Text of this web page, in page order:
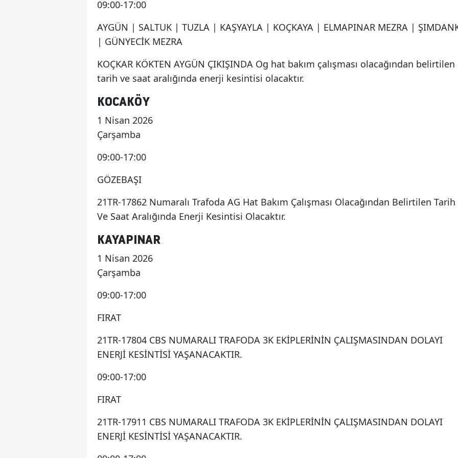
09:00-17:00
AYGÜN | SALTUK | TUZLA | KAŞYAYLA | KOÇKAYA | ELMAPINAR MEZRA |
| GÜNYECİK MEZRA
KOÇKAR KÖKTEN AYGÜN ÇIKIŞINDA Og hat bakım çalışması olacağından belirtilen
tarih ve saat aralığında enerji kesintisi olacaktır.
KOCAKÖY
1 Nisan 2026
Çarşamba
09:00-17:00
GÖZEBAŞI
21TR-17862 Numaralı Trafoda AG Hat Bakım Çalışması Olacağından Belirtilen Tarih
Ve Saat Aralığında Enerji Kesintisi Olacaktır.
KAYAPINAR
1 Nisan 2026
Çarşamba
09:00-17:00
FIRAT
21TR-17804 CBS NUMARALI TRAFODA 3K EKİPLERİNİN ÇALIŞMASINDAN DOLAYI
ENERJİ KESİNTİSİ YAŞANACAKTIR.
09:00-17:00
FIRAT
21TR-17911 CBS NUMARALI TRAFODA 3K EKİPLERİNİN ÇALIŞMASINDAN DOLAYI
ENERJİ KESİNTİSİ YAŞANACAKTIR.